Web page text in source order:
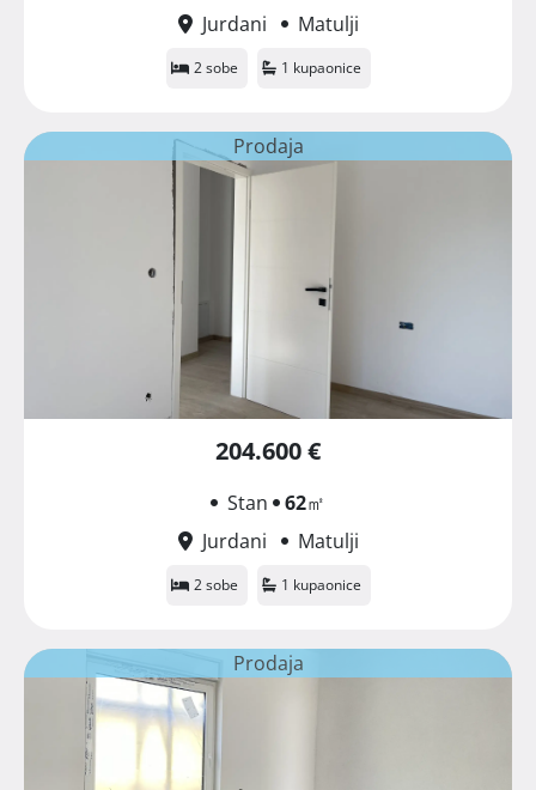
Jurdani
Matulji
2 sobe 1 kupaonice
Prodaja
204.600 €
Stan 62㎡
Jurdani
Matulji
2 sobe 1 kupaonice
Prodaja